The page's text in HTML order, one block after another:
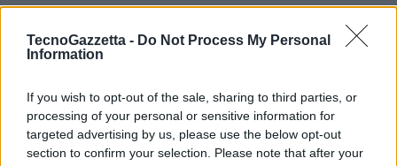
TecnoGazzetta - Do Not Process My Personal
Information
If you wish to opt-out of the sale, sharing to third parties, or
processing of your personal or sensitive information for
targeted advertising by us, please use the below opt-out
section to confirm your selection. Please note that after your
The Vast of Night, lungometraggio di debutto alla
regia di Andrew Patterson
lungometraggio di debutto alla regia di Andrew Patterson,
acclamato dalla critica e vincitore di svariati premi in vari festival
internazionali, definito dal Guardian “un mistery sci-fi intelligente e